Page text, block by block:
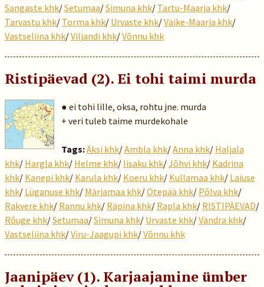
Sangaste khk/Setumaa/Simuna khk/ Tartu-Maarja khk/
Tarvastu khk/ Torma khk/ Urvaste khk/Väike-Maarja khk/
Vastseliina khk/Viljandi khk/Võnnu khk
Ristipäevad (2). Ei tohi taimi murda
● ei tohi lille, oksa, rohtu jne. murda
+ veri tuleb taime murdekohale
Tags:Äksi khk/Ambla khk/Anna khk/ Haljala
khk/ Hargla khk/ Helme khk/ Iisaku khk/Jõhvi khk/ Kadrina
khk/ Kanepi khk/ Karula khk/ Koeru khk/ Kullamaa khk/ Laiuse
khk/ Lüganuse khk/ Märjamaa khk/Otepää khk/ Põlva khk/
Rakvere khk/ Rannu khk/ Räpina khk/ Rapla khk/ RISTIPÄEVAD/
Rõuge khk/Setumaa/Simuna khk/ Urvaste khk/Vändra khk/
Vastseliina khk/Viru-Jaagupi khk/Võnnu khk
Jaanipäev (1). Karjaajamine ümber